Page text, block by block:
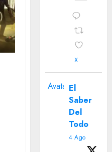
X
Avatar El
Saber
Del
Todo
4 Ago